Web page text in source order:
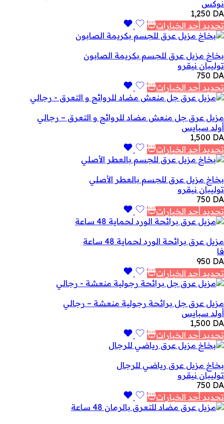
نوكس
1,250 DA
تحديد أحد الخيارات
بخاخ مزيل عرق للجسم بكريمة الصابون
توليبان نيقرو
750 DA
تحديد أحد الخيارات
مزيل عرق جل منعش مضاد للروائح و التعرق – رجالي
أولد سبايس
1,500 DA
تحديد أحد الخيارات
بخاخ مزيل عرق للجسم بالعطر الأصلي
توليبان نيقرو
750 DA
تحديد أحد الخيارات
مزيل عرق برائحة الورد لحماية 48 ساعة
فا
950 DA
تحديد أحد الخيارات
مزيل عرق جل برائحة رجولية منعشة – رجالي
أولد سبايس
1,500 DA
تحديد أحد الخيارات
بخاخ مزيل عرق رياضي للرجال
توليبان نيقرو
750 DA
تحديد أحد الخيارات